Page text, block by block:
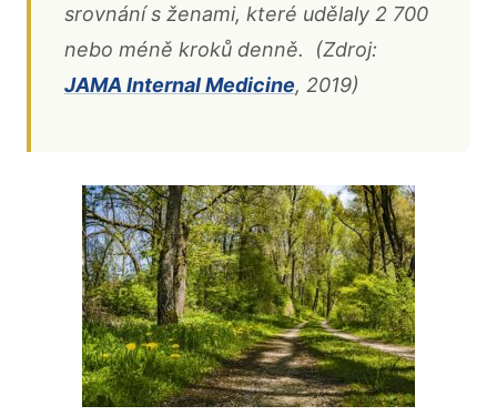
srovnání s ženami, které udělaly 2 700
nebo méně kroků denně. (Zdroj:
JAMA Internal Medicine, 2019)